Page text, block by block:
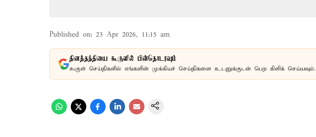
Published on: 23 Apr 2026, 11:15 am
தினத்தந்தியை கூகுளில் பின்தொடரவும்
கூகுள் செய்திகளில் எங்களின் முக்கியச் செய்திகளை உடனுக்குடன் பெற கிளிக் செய்யவும்.